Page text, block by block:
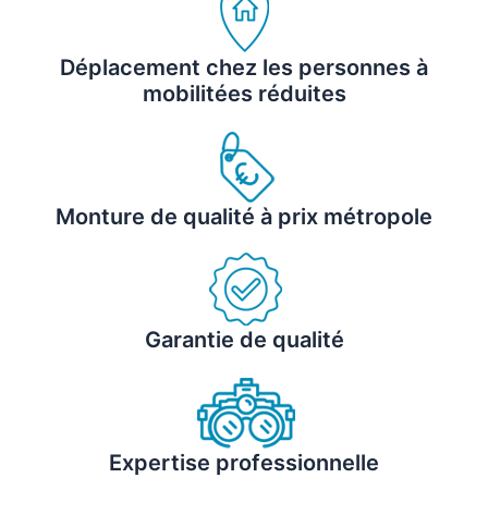
Déplacement chez les personnes à
mobilitées réduites
Monture de qualité à prix métropole
Garantie de qualité
Expertise professionnelle